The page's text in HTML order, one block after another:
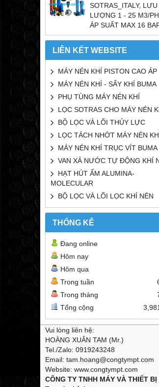
SOTRAS_ITALY, LƯU
LƯỢNG 1 - 25 M3/
ÁP SUẤT MAX 16
LIÊN KẾT WEBSITE
MÁY NÉN KHÍ PISTON CAO ÁP
MÁY NÉN KHÍ - SẤY KHÍ BUMA
PHỤ TÙNG MÁY NÉN KHÍ
LỌC SOTRAS CHO MÁY NÉN
BỘ LỌC VÀ LÕI THỦY LỰC
LỌC TÁCH NHỚT MÁY NÉN
MÁY NÉN KHÍ TRỤC VÍT BUMA
VAN XẢ NƯỚC TỰ ĐỘNG KHÍ
HẠT HÚT ẨM ALUMINA-
MOLECULAR
BỘ LỌC VÀ LÕI LỌC KHÍ NÉN
THỐNG KÊ
Đang online
Hôm nay
Hôm qua
Trong tuần
Trong tháng
Tổng cộng
Vui lòng liên hệ:
HOÀNG XUÂN TAM (Mr.)
Tel./Zalo: 0919243248
Email: tam.hoang@congtympt.com
Website: www.congtympt.com
CÔNG TY TNHH MÁY VÀ THIẾT